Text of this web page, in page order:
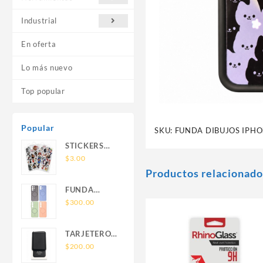
Industrial
En oferta
Lo más nuevo
Top popular
Popular
STICKERS
UNIVERSALES
$3.00
FUNDA
NOVA SAM
SIN SOPORTE
MAGNETICO
$300.00
TARJETERO
SIN SOPORTE
$200.00
SKU: FUNDA DIBUJOS
Productos